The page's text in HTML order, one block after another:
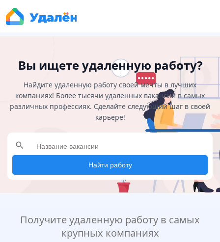
Вы ищете удаленную работу?
Найдите удаленную работу своей мечты в лучших
компаниях! Более тысячи удаленных вакансий в самых
различных профессиях. Сделайте следующий шаг в своей
карьере!
search
Найти работу
Получите удаленную работу в самых
крупных компаниях